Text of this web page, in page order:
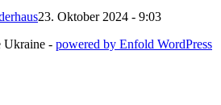
23. Oktober 2024 - 9:03
Ukraine - powered by Enfold WordPress